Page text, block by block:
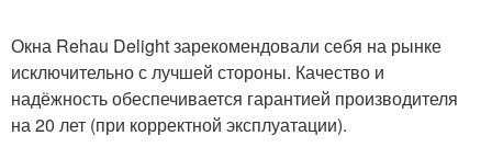
Окна Rehau Delight зарекомендовали себя на рынке
исключительно с лучшей стороны. Качество и
надёжность обеспечивается гарантией производителя
на 20 лет (при корректной эксплуатации).